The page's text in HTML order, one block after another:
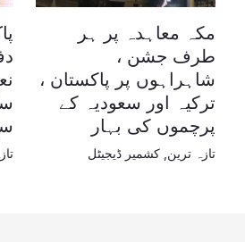
مکہ معاہدہ پر ہر
طرف جشن ،
شاہراہوں پر پاکستان ،
ترکیہ اور سعودیہ کے
پرچموں کی بہار
تازہ ترین کشمیر ڈیجیٹل